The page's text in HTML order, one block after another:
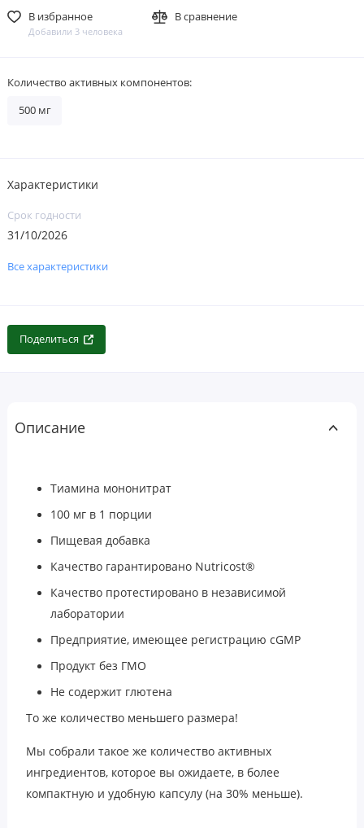
В избранное
Добавили 3 человека
В сравнение
Количество активных компонентов:
500 мг
Характеристики
Срок годности
31/10/2026
Все характеристики
Поделиться
Описание
Тиамина мононитрат
100 мг в 1 порции
Пищевая добавка
Качество гарантировано Nutricost®
Качество протестировано в независимой
лаборатории
Предприятие, имеющее регистрацию cGMP
Продукт без ГМО
Не содержит глютена
То же количество меньшего размера!
Мы собрали такое же количество активных
ингредиентов, которое вы ожидаете, в более
компактную и удобную капсулу (на 30% меньше).